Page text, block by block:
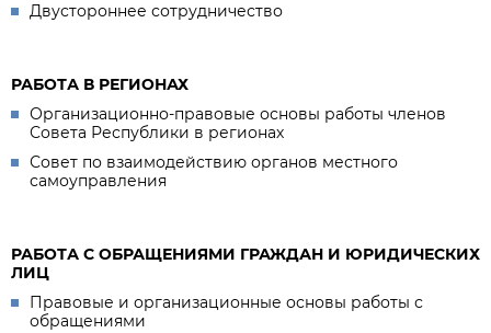
Двустороннее сотрудничество
РАБОТА В РЕГИОНАХ
Организационно-правовые основы работы членов
Совета Республики в регионах
Совет по взаимодействию органов местного
самоуправления
РАБОТА С ОБРАЩЕНИЯМИ ГРАЖДАН И ЮРИДИЧЕСКИХ
ЛИЦ
Правовые и организационные основы работы с
обращениями